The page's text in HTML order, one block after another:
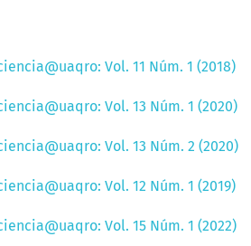
Vol. 11 Núm. 1 (2018)
Vol. 13 Núm. 1 (2020)
Vol. 13 Núm. 2 (2020)
Vol. 12 Núm. 1 (2019)
Vol. 15 Núm. 1 (2022)